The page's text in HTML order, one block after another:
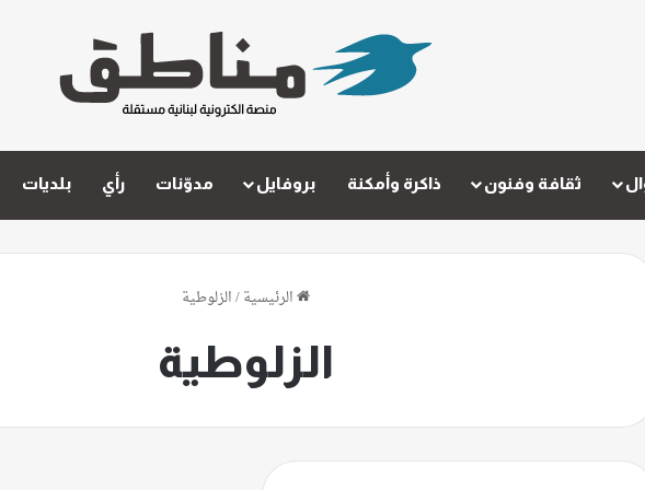
ثقافة وفنون ذاكرة وأمكنة بروفايل مدوّنات رأي بلديات
الرئيسية/الزلوطية
الزلوطية